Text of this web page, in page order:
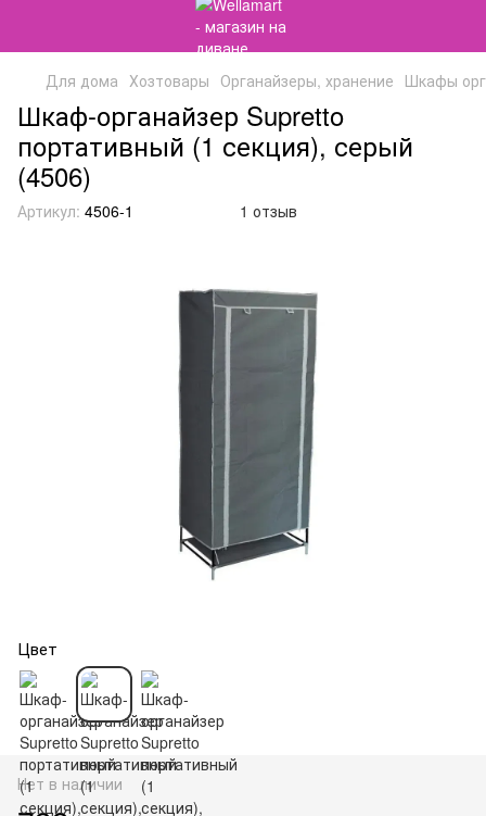
Для дома Хозтовары Органайзеры, хранение Шкафы
Шкаф-органайзер Supretto
портативный (1 секция), серый
(4506)
Артикул: 4506-1 1 отзыв
Цвет
Нет в наличии